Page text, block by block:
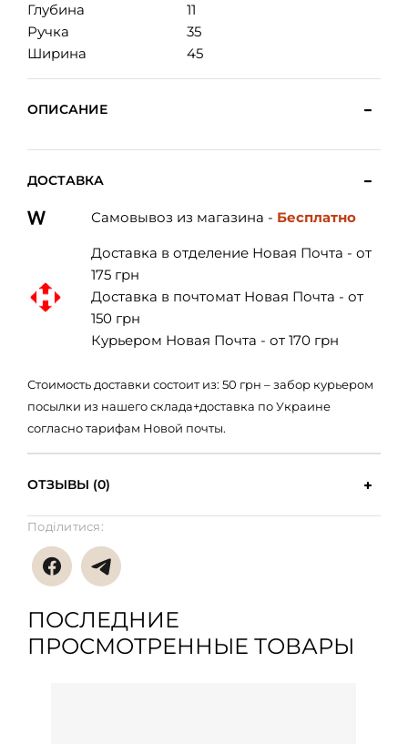
Глубина
11
Ручка
35
Ширина
45
ОПИСАНИЕ
ДОСТАВКА
Самовывоз из магазина - Бесплатно
Доставка в отделение Новая Почта - от
175 грн
Доставка в почтомат Новая Почта - от
150 грн
Курьером Новая Почта - от 170 грн
Стоимость доставки состоит из: 50 грн – забор курьером
посылки из нашего склада+доставка по Украине
согласно тарифам Новой почты.
ОТЗЫВЫ (0)
Поділитися:
ПОСЛЕДНИЕ
ПРОСМОТРЕННЫЕ ТОВАРЫ